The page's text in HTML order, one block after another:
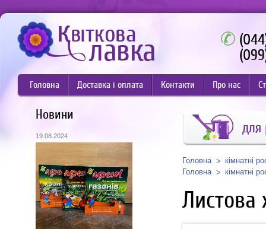
Головна Доставка і оплата Контакти Про нас
Новини
19.08.2024
для
Головна
кімнатні
Головна
кімнатні
Листова